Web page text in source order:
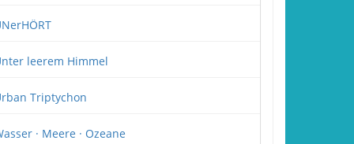
leerem Himmel
Triptychon
· Meere · Ozeane